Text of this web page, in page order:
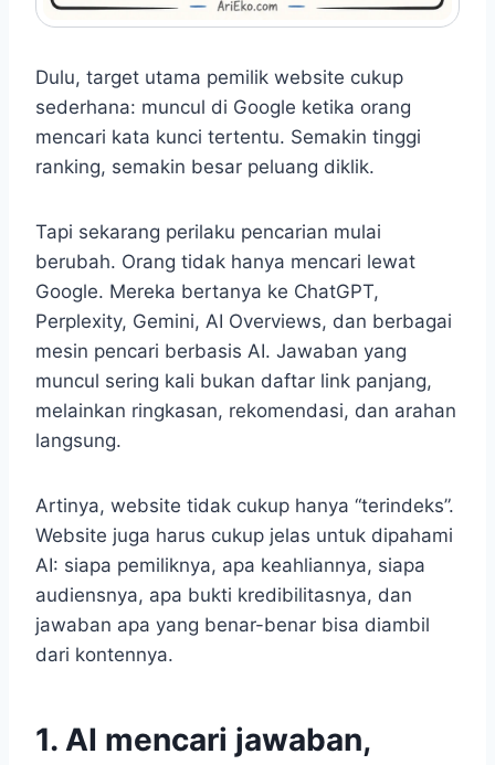
Dulu, target utama pemilik website cukup
sederhana: muncul di Google ketika orang
mencari kata kunci tertentu. Semakin tinggi
ranking, semakin besar peluang diklik.
Tapi sekarang perilaku pencarian mulai
berubah. Orang tidak hanya mencari lewat
Google. Mereka bertanya ke ChatGPT,
Perplexity, Gemini, AI Overviews, dan berbagai
mesin pencari berbasis AI. Jawaban yang
muncul sering kali bukan daftar link panjang,
melainkan ringkasan, rekomendasi, dan arahan
langsung.
Artinya, website tidak cukup hanya “terindeks”.
Website juga harus cukup jelas untuk dipahami
AI: siapa pemiliknya, apa keahliannya, siapa
audiensnya, apa bukti kredibilitasnya, dan
jawaban apa yang benar-benar bisa diambil
dari kontennya.
1. AI mencari jawaban,